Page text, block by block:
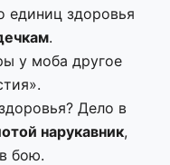
единиц здоровья
.
у моба другое
Дело в
нарукавник,
бою.